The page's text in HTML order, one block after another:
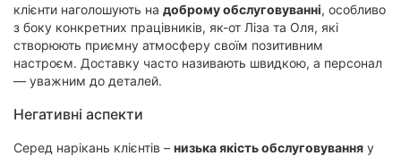
Карпати
клієнти наголошують на доброму обслуговуванні, особливо
з боку конкретних працівників, як-от Ліза та Оля, які
створюють приємну атмосферу своїм позитивним
настроєм. Доставку часто називають швидкою, а персонал
— уважним до деталей.
Негативні аспекти
Серед нарікань клієнтів – низька якість обслуговування у